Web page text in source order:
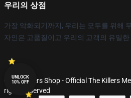
우리의 상점
가장 악화되기까지, 우리는 모두를 위해
자인은 고품질이고 우리의 고객의 유일
© The Killers Shop - Official The Killers
rights reserved
UNLOCK
10% OFF